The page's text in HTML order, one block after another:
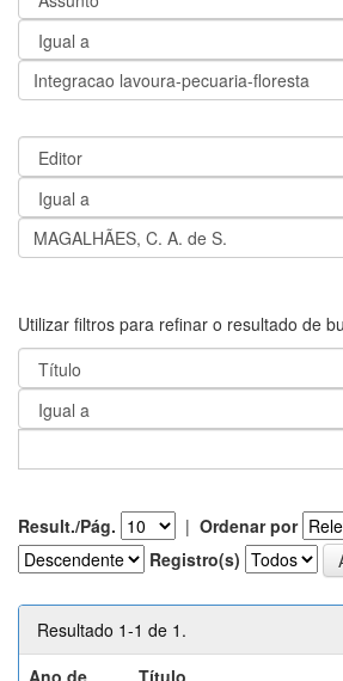
Utilizar filtros para refinar o resultado de
Result./Pág. | Ordenar por
Registro(s)
Resultado 1-1 de 1.
Ano de
Título